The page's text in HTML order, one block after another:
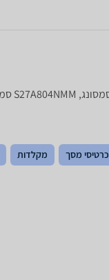
כרטיסי מסך מקלדות